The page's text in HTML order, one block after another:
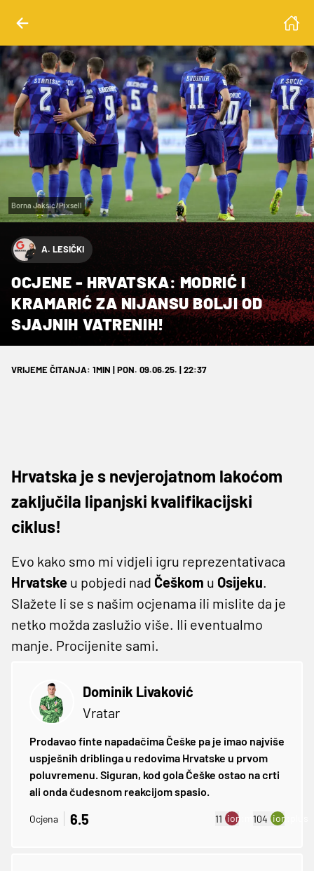
Borna Jakšić/Pixsell
A. LESIČKI
OCJENE - HRVATSKA: MODRIĆ I
KRAMARIĆ ZA NIJANSU BOLJI OD
SJAJNIH VATRENIH!
VRIJEME ČITANJA: 1MIN | PON. 09.06.25. | 22:37
Hrvatska je s nevjerojatnom lakoćom
zaključila lipanjski kvalifikacijski
ciklus!
Evo kako smo mi vidjeli igru reprezentativaca
Hrvatske u pobjedi nad Češkom u Osijeku.
Slažete li se s našim ocjenama ili mislite da je
netko možda zaslužio više. Ili eventualmo
manje. Procijenite sami.
Dominik Livaković
Vratar
Prodavao finte napadačima Češke pa je imao najviše
uspješnih driblinga u redovima Hrvatske u prvom
poluvremenu. Siguran, kod gola Češke ostao na crti
ali onda čudesnom reakcijom spasio.
Ocjena 6.5 11 ion:minus
104 ion:plus